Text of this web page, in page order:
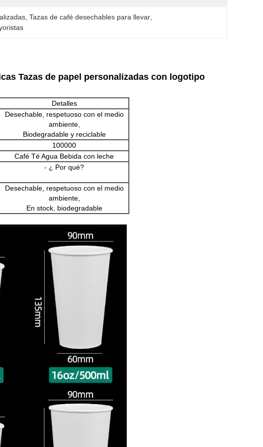
, Tazas de café desechables para llevar
Tazas de papel personalizadas con logotipo
Detalles
Desechable, respetuoso con el medio
ambiente,
Biodegradable y reciclable
100000
Café Té Agua Bebida con leche
- ¿ Por qué?
Desechable, respetuoso con el medio
ambiente,
En stock, biodegradable